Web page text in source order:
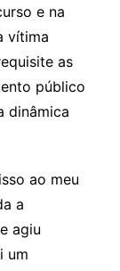
e na
vítima
as
público
dinâmica
ao meu
a
agiu
um